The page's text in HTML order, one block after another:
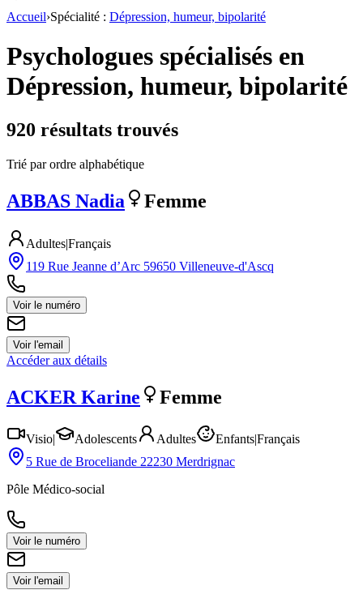
Accueil›Spécialité : Dépression, humeur, bipolarité
Psychologues spécialisés en
Dépression, humeur, bipolarité
920 résultats trouvés
Trié par ordre alphabétique
ABBAS Nadia Femme
Adultes|Français
119 Rue Jeanne d’Arc 59650 Villeneuve-d'Ascq
Voir le numéro
Voir l'email
Accéder aux détails
ACKER Karine Femme
Visio| Adolescents Adultes Enfants|Français
5 Rue de Broceliande 22230 Merdrignac
Pôle Médico-social
Voir le numéro
Voir l'email